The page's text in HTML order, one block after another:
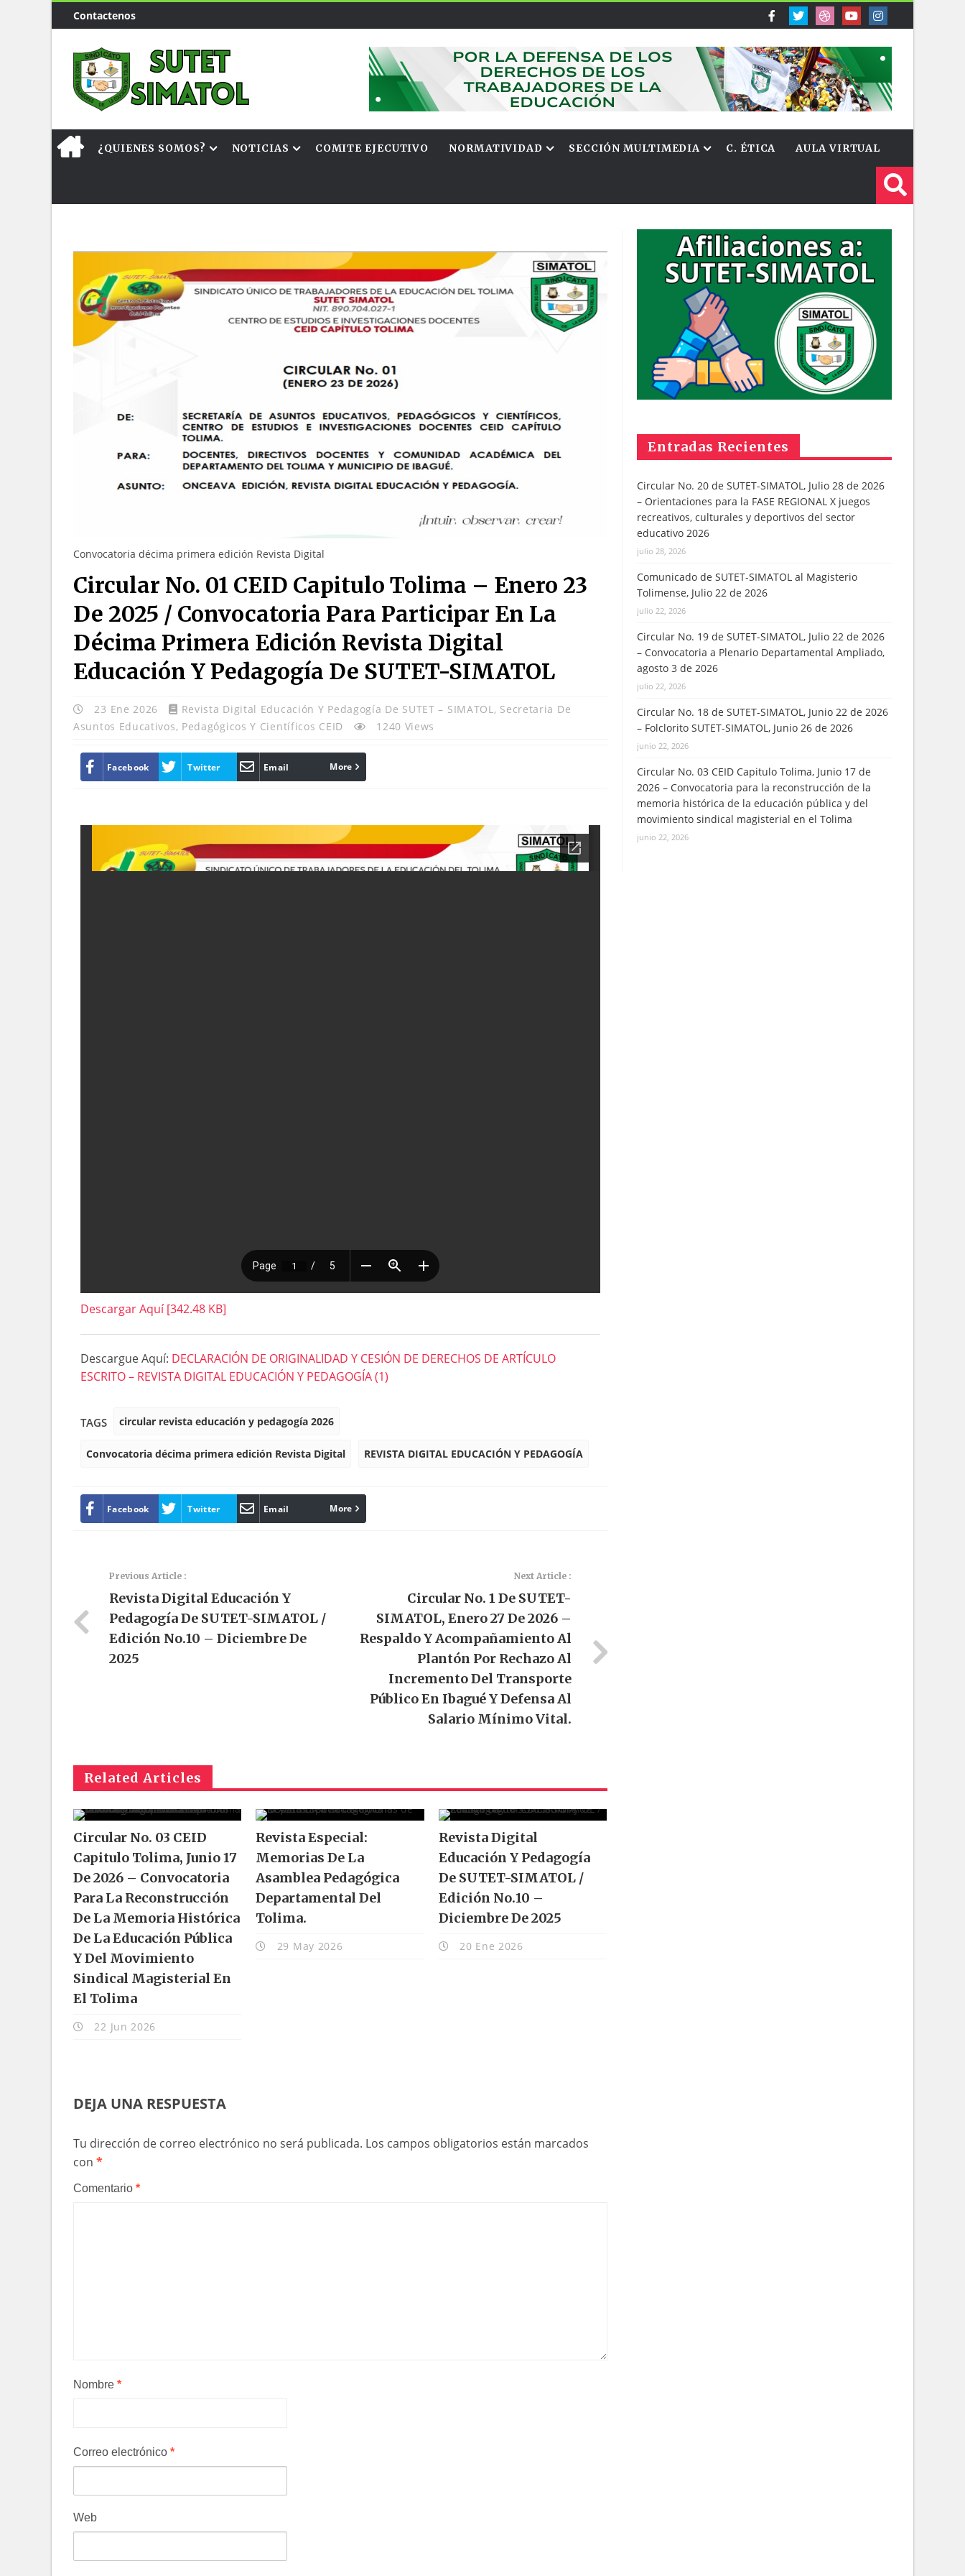
Contactenos
¿QUIENES SOMOS? NOTICIAS COMITE EJECUTIVO NORMATIVIDAD SECCIÓN MULTIMEDIA C. ÉTICA AULA VIRTUAL
Convocatoria décima primera edición Revista Digital
Circular No. 01 CEID Capitulo Tolima – Enero 23
De 2025 / Convocatoria Para Participar En La
Décima Primera Edición Revista Digital
Educación Y Pedagogía De SUTET-SIMATOL
23 Ene 2026 Revista Digital Educación Y Pedagogía De SUTET – SIMATOL, Secretaria De
Asuntos Educativos, Pedagógicos Y Científicos CEID
1240 Views
Facebook Twitter Email Print
More
Descargar Aquí [342.48 KB]
Descargue Aquí: DECLARACIÓN DE ORIGINALIDAD Y CESIÓN DE DERECHOS DE ARTÍCULO
ESCRITO – REVISTA DIGITAL EDUCACIÓN Y PEDAGOGÍA (1)
TAGS circular revista educación y pedagogía 2026
Convocatoria décima primera edición Revista Digital REVISTA DIGITAL EDUCACIÓN Y PEDAGOGÍA
Facebook Twitter Email Print
More
Previous Article :
Revista Digital Educación Y
Pedagogía De SUTET-SIMATOL /
Edición No.10 – Diciembre De
2025
Next Article :
Circular No. 1 De SUTET-
SIMATOL, Enero 27 De 2026 –
Respaldo Y Acompañamiento Al
Plantón Por Rechazo Al
Incremento Del Transporte
Público En Ibagué Y Defensa Al
Salario Mínimo Vital.
Related Articles
Circular No. 03 CEID
Capitulo Tolima, Junio 17
De 2026 – Convocatoria
Para La Reconstrucción
De La Memoria Histórica
De La Educación Pública
Y Del Movimiento
Sindical Magisterial En
El Tolima
22 Jun 2026
Revista Especial:
Memorias De La
Asamblea Pedagógica
Departamental Del
Tolima.
29 May 2026
Revista Digital
Educación Y Pedagogía
De SUTET-SIMATOL /
Edición No.10 –
Diciembre De 2025
20 Ene 2026
DEJA UNA RESPUESTA
Tu dirección de correo electrónico no será publicada. Los campos obligatorios están marcados
con *
Comentario *
Nombre *
Correo electrónico *
Web
Entradas Recientes
Circular No. 20 de SUTET-SIMATOL, Julio 28 de 2026
– Orientaciones para la FASE REGIONAL X juegos
recreativos, culturales y deportivos del sector
educativo 2026
julio 28, 2026
Comunicado de SUTET-SIMATOL al Magisterio
Tolimense, Julio 22 de 2026
julio 22, 2026
Circular No. 19 de SUTET-SIMATOL, Julio 22 de 2026
– Convocatoria a Plenario Departamental Ampliado,
agosto 3 de 2026
julio 22, 2026
Circular No. 18 de SUTET-SIMATOL, Junio 22 de 2026
– Folclorito SUTET-SIMATOL, Junio 26 de 2026
junio 22, 2026
Circular No. 03 CEID Capitulo Tolima, Junio 17 de
2026 – Convocatoria para la reconstrucción de la
memoria histórica de la educación pública y del
movimiento sindical magisterial en el Tolima
junio 22, 2026